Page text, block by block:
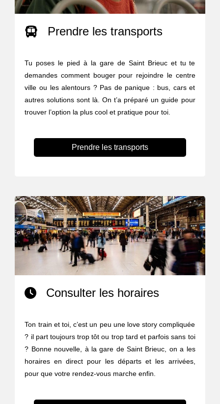
Prendre les transports
Tu poses le pied à la gare de Saint Brieuc et tu te
demandes comment bouger pour rejoindre le centre
ville ou les alentours ? Pas de panique : bus, cars et
autres solutions sont là. On t’a préparé un guide pour
trouver l’option la plus cool et pratique pour toi.
Prendre les transports
Consulter les horaires
Ton train et toi, c’est un peu une love story compliquée
? il part toujours trop tôt ou trop tard et parfois sans toi
? Bonne nouvelle, à la gare de Saint Brieuc, on a les
horaires en direct pour les départs et les arrivées,
pour que votre rendez-vous marche enfin.